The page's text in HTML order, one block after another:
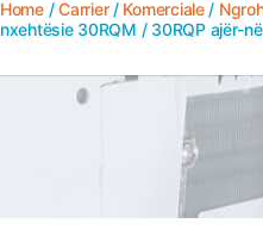
Home/Carrier/ Komerciale/
nxehtësie 30RQM / 30RQP ajër-